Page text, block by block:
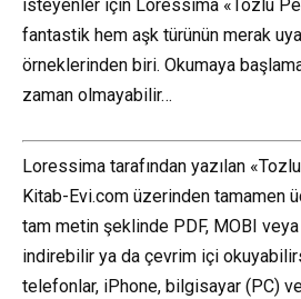
isteyenler için Loressima «Tozlu
fantastik hem aşk türünün merak
örneklerinden biri. Okumaya
zaman olmayabilir…
Loressima tarafından yazılan
Kitab-Evi.com üzerinden tamamen
tam metin şeklinde PDF, MOBI
indirebilir ya da çevrim içi
telefonlar, iPhone, bilgisayar (PC)